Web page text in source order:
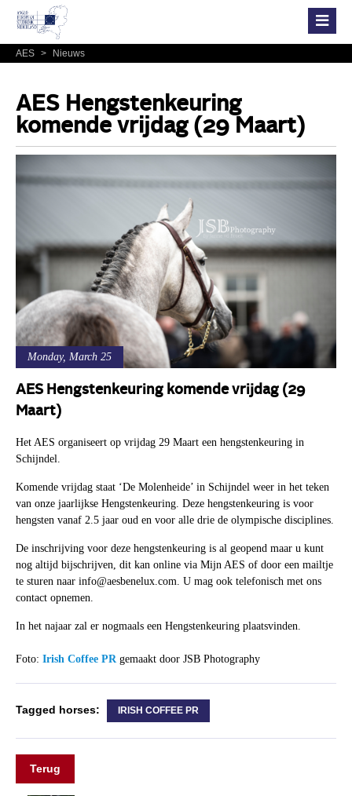
AES > Nieuws
AES Hengstenkeuring
komende vrijdag (29 Maart)
Monday, March 25
AES Hengstenkeuring komende vrijdag (29
Maart)
Het AES organiseert op vrijdag 29 Maart een hengstenkeuring in
Schijndel.
Komende vrijdag staat ‘De Molenheide’ in Schijndel weer in het teken
van onze jaarlijkse Hengstenkeuring. Deze hengstenkeuring is voor
hengsten vanaf 2.5 jaar oud en voor alle drie de olympische disciplines.
De inschrijving voor deze hengstenkeuring is al geopend maar u kunt
nog altijd bijschrijven, dit kan online via Mijn AES of door een mailtje
te sturen naar info@aesbenelux.com. U mag ook telefonisch met ons
contact opnemen.
In het najaar zal er nogmaals een Hengstenkeuring plaatsvinden.
Foto: Irish Coffee PRgemaakt door JSB Photography
Tagged horses: IRISH COFFEE PR
Terug